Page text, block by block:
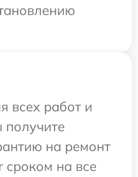
всех работ и
на ремонт
сроком на все